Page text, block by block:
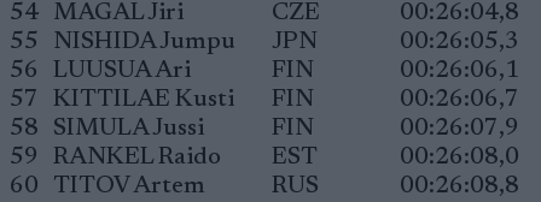
54
MAGAL Jiri CZE
00:26:04,8
55
NISHIDA Jumpu JPN
00:26:05,3
56
LUUSUA Ari FIN
00:26:06,1
57
KITTILAE Kusti FIN
00:26:06,7
58
SIMULA Jussi FIN
00:26:07,9
59
RANKEL Raido EST
00:26:08,0
60
TITOV Artem RUS
00:26:08,8